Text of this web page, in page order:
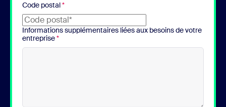
Code postal*
Informations supplémentaires liées aux besoins de votre
entreprise*